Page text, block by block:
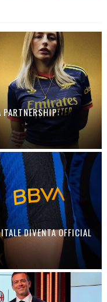
PARTNERSHIP:
DIVENTA OFFICIAL